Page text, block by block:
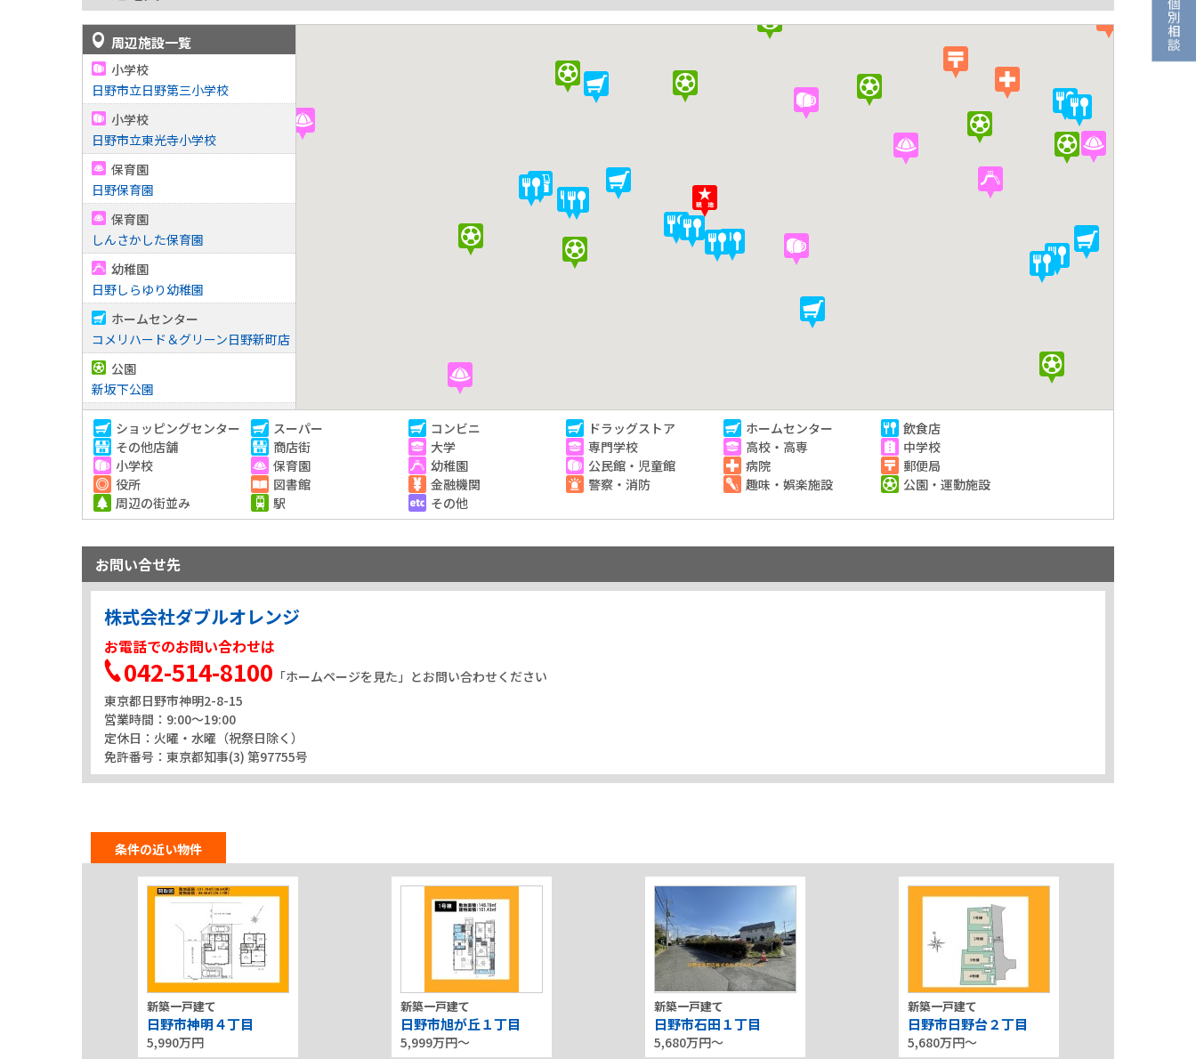
周辺施設一覧
小学校
日野市立日野第三小学校
小学校
日野市立東光寺小学校
保育園
日野保育園
保育園
しんさかした保育園
幼稚園
日野しらゆり幼稚園
ホームセンター
コメリハード＆グリーン日野新町店
公園
新坂下公園
緑ヶ丘公園
公園
水車堀公園
公園
公園
大坂西公園
コンビニ
セブンイレブン日野大坂上１丁目店
コンビニ
セブンイレブン日野台2丁目店
コンビニ
ファミリーマート日野日野台店
郵便局
日野新町郵便局
とりうみ歯科医院
飲食店
BERAD&BUTTER
飲食店
そば処 豊年屋
ショッピングセンター スーパー コンビニ ドラッグストア ホームセンター
飲食店
その他店舗
商店街 大学 専門学校 高校・高専
中学校
小学校
保育園 幼稚園 公民館・児童館 病院
郵便局
役所
図書館 金融機関 警察・消防 趣味・娯楽施設
公園・運動施設
周辺の街並み
駅 その他
お問い合せ先
株式会社ダブルオレンジ
お電話でのお問い合わせは
042-514-8100 「ホームページを見た」とお問い合わせください
東京都日野市神明2-8-15
営業時間：9:00～19:00
定休日：火曜・水曜（祝祭日除く）
免許番号：東京都知事(3) 第97755号
条件の近い物件
新築一戸建て
日野市神明４丁目
5,990万円
新築一戸建て
日野市旭が丘１丁目
5,999万円〜
新築一戸建て
日野市石田１丁目
5,680万円〜
新築一戸建て
日野市日野台２丁目
5,680万円〜